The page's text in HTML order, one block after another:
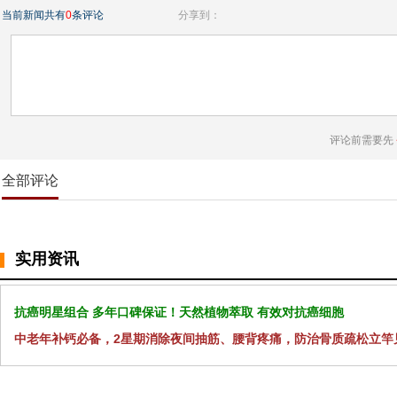
当前新闻共有0条评论 分享到：
评论前需要先
全部评论
实用资讯
抗癌明星组合 多年口碑保证！天然植物萃取 有效对抗癌细胞
中老年补钙必备，2星期消除夜间抽筋、腰背疼痛，防治骨质疏松立竿